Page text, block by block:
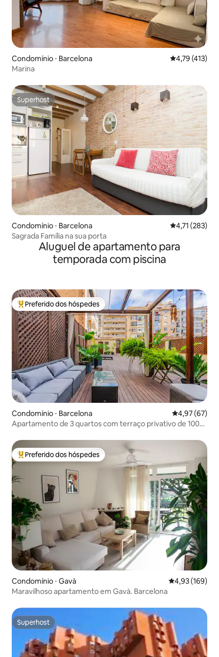
Condomínio ⋅ Barcelona 4,79 de uma
4,79 (413)
Marina
Superhost
Superhost
Condomínio ⋅ Barcelona 4,71 de uma
4,71 (283)
Sagrada Família na sua porta
Aluguel de apartamento para
temporada com piscina
Entre os melhores preferidos dos hóspedes
Preferido dos hóspedes
Condomínio ⋅ Barcelona 4,97 de uma
4,97 (67)
Apartamento de 3 quartos com terraço privativo de 100
Entre os melhores preferidos dos hóspedes
Preferido dos hóspedes
Condomínio ⋅ Gavà 4,93 de uma
4,93 (169)
Maravilhoso apartamento em Gavà. Barcelona
Superhost
Superhost